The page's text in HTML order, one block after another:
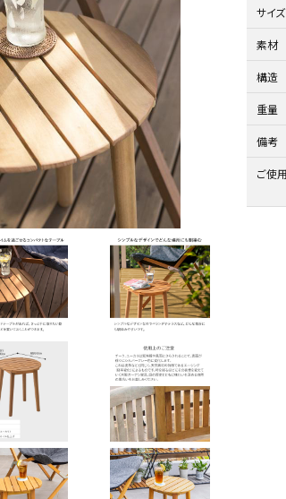
レイズドベッドプランター プランター・
収納庫・室外機カバー 温室
サイズ
素材
構造
重量
備考
ご使